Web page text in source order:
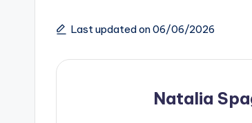
Last updated on 06/06/2026
Natalia